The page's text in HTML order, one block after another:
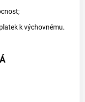
k výchovnému.